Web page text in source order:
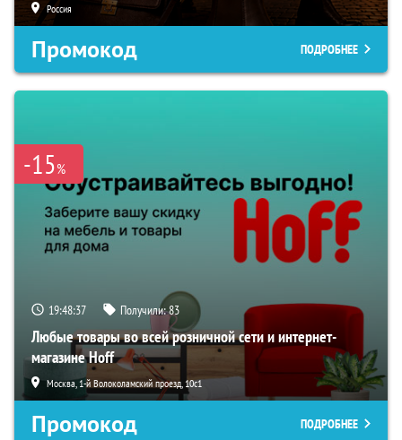
Россия
Промокод ПОДРОБНЕЕ
-15%
19:48:36 Получили:83
Любые товары во всей розничной сети и интернет-
магазине Hoff
Москва, 1-й Волоколамский проезд, 10с1
Промокод ПОДРОБНЕЕ